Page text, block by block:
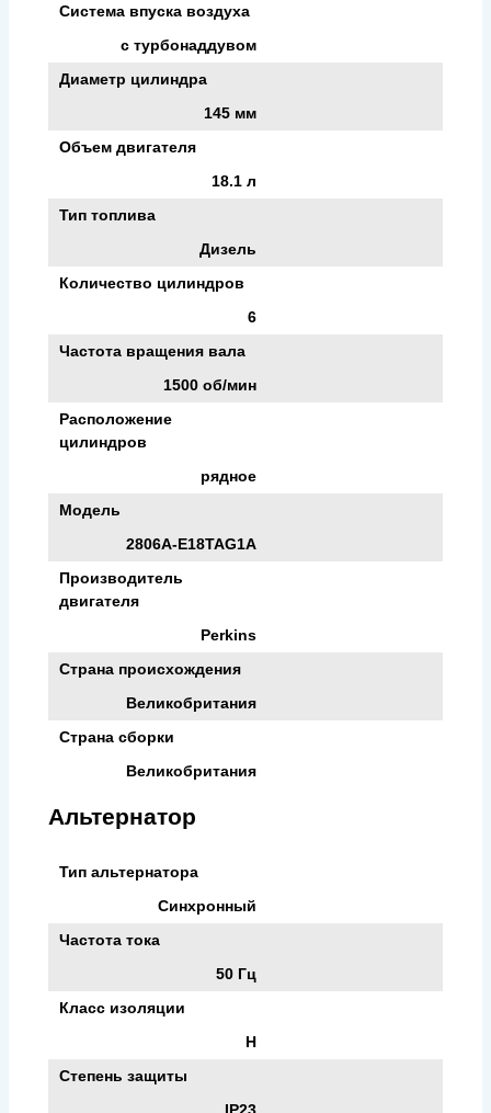
Система впуска воздуха
с турбонаддувом
Диаметр цилиндра
145 мм
Объем двигателя
18.1 л
Тип топлива
Дизель
Количество цилиндров
6
Частота вращения вала
1500 об/мин
Расположение
цилиндров
рядное
Модель
2806A-E18TAG1A
Производитель
двигателя
Perkins
Страна происхождения
Великобритания
Страна сборки
Великобритания
Альтернатор
Тип альтернатора
Синхронный
Частота тока
50 Гц
Класс изоляции
H
Степень защиты
IP23